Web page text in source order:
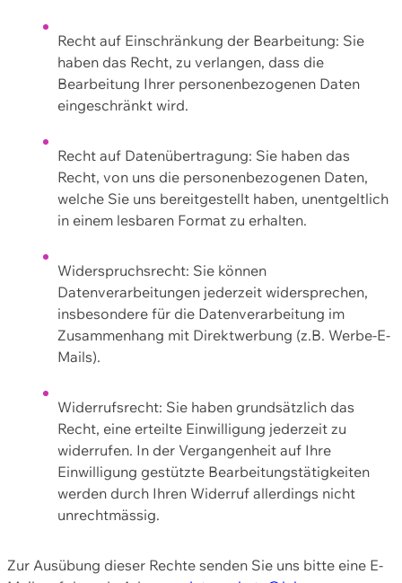
Recht auf Einschränkung der Bearbeitung: Sie
haben das Recht, zu verlangen, dass die
Bearbeitung Ihrer personenbezogenen Daten
eingeschränkt wird.
Recht auf Datenübertragung: Sie haben das
Recht, von uns die personenbezogenen Daten,
welche Sie uns bereitgestellt haben, unentgeltlich
in einem lesbaren Format zu erhalten.
Widerspruchsrecht: Sie können
Datenverarbeitungen jederzeit widersprechen,
insbesondere für die Datenverarbeitung im
Zusammenhang mit Direktwerbung (z.B. Werbe-E-
Mails).
Widerrufsrecht: Sie haben grundsätzlich das
Recht, eine erteilte Einwilligung jederzeit zu
widerrufen. In der Vergangenheit auf Ihre
Einwilligung gestützte Bearbeitungstätigkeiten
werden durch Ihren Widerruf allerdings nicht
unrechtmässig.
Zur Ausübung dieser Rechte senden Sie uns bitte eine E-